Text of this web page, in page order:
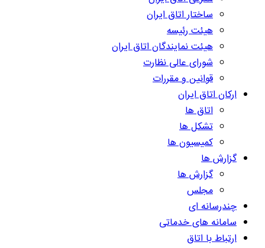
ساختار اتاق ایران
هیئت رئیسه
هیئت نمایندگان اتاق ایران
شورای عالی نظارت
قوانین و مقررات
ارکان اتاق ایران
اتاق ها
تشکل ها
کمیسیون ها
گزارش ها
گزارش ها
مجلس
چندرسانه ای
سامانه های خدماتی
ارتباط با اتاق